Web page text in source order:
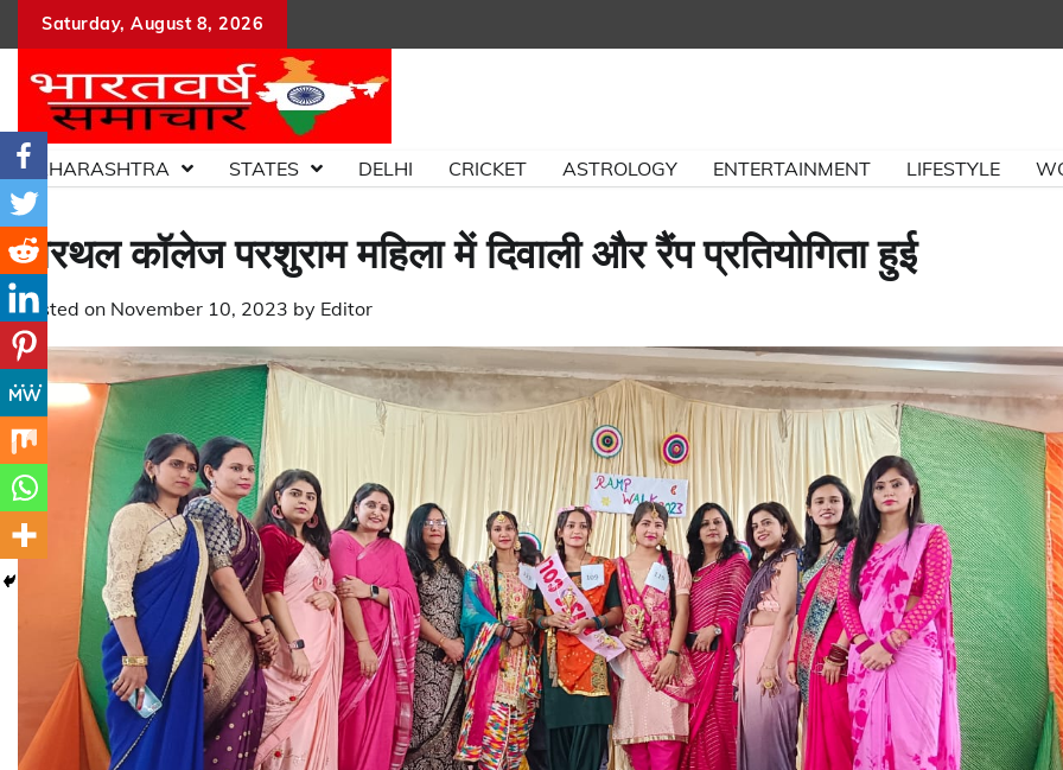
content
Saturday, August 8, 2026
MAHARASHTRA STATES DELHI CRICKET ASTROLOGY ENTERTAINMENT LIFESTYLE
खैरथल कॉलेज परशुराम महिला में दिवाली और रैंप प्रतियोगिता हुई
Posted on November 10, 2023 by Editor